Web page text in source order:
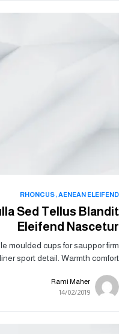
AENEAN ELEIFEND
RHONCUS
Sed Tellus Blandit
Eleifend Nascetur
moulded cups for sauppor firm
sport detail. Warmth comfort…
Rami Maher
14/02/2019